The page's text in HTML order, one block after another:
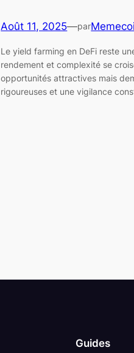
Août 11, 2025—par
Le yield farming en DeFi reste
rendement et complexité se
opportunités attractives mais
rigoureuses et une vigilance
Guides